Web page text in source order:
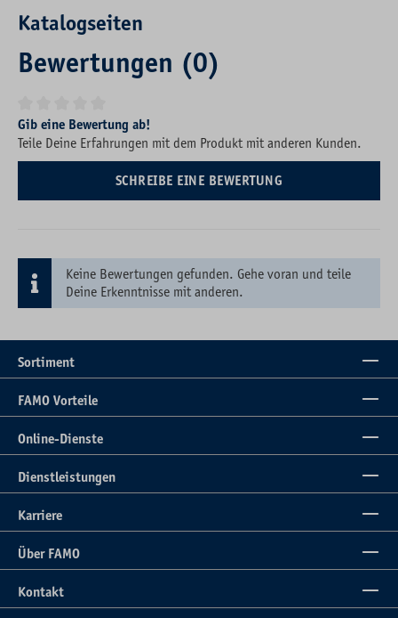
Katalogseiten
Bewertungen (0)
Durchschnittliche Bewertung von 0 von 5 Sternen
Gib eine Bewertung ab!
Teile Deine Erfahrungen mit dem Produkt mit anderen Kunden.
SCHREIBE EINE BEWERTUNG
Keine Bewertungen gefunden. Gehe voran und teile
Deine Erkenntnisse mit anderen.
Sortiment
FAMO Vorteile
Online-Dienste
Dienstleistungen
Karriere
Über FAMO
Kontakt